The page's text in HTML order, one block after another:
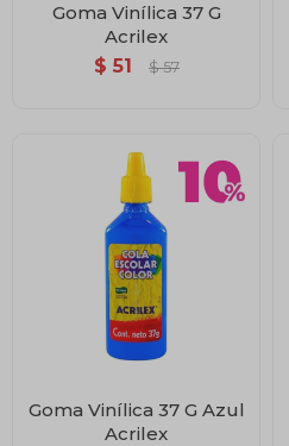
Goma Vinílica 37 G
Acrilex
$ 51 $ 57
Goma Vinílica 37 G Azul
Acrilex